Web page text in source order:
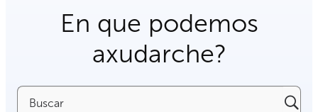
En que podemos
axudarche?
Buscar